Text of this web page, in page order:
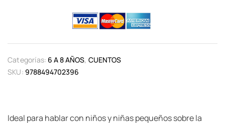
Categorías: 6 A 8 AÑOS, CUENTOS
SKU: 9788494702396
Ideal para hablar con niños y niñas pequeños sobre la